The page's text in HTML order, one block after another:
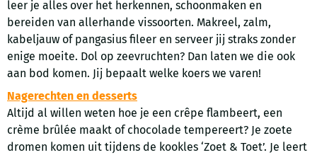
leer je alles over het herkennen, schoonmaken en
bereiden van allerhande vissoorten. Makreel, zalm,
kabeljauw of pangasius fileer en serveer jij straks zonder
enige moeite. Dol op zeevruchten? Dan laten we die ook
aan bod komen. Jij bepaalt welke koers we varen!
Nagerechten en desserts
Altijd al willen weten hoe je een crêpe flambeert, een
crème brûlée maakt of chocolade tempereert? Je zoete
dromen komen uit tijdens de kookles ‘Zoet & Toet’. Je leert